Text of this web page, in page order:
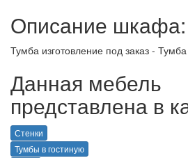
Описание шкафа:
Тумба изготовление под заказ -
Данная мебель
представлена в
Стенки
Тумбы в гостиную